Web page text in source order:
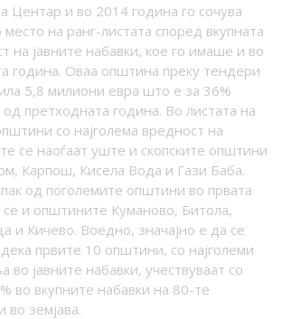
Центар и во 2014 година го сочува
место на ранг-листата според вкупната
на јавните набавки, кое го имаше и во
година. Оваа општина преку тендери
5,8 милиони евра што е за 36%
од претходната година. Во листата на
со најголема вредност на
се наоѓаат уште и скопските општини
Карпош, Кисела Вода и Гази Баба.
од поголемите општини во првата
се и општините Куманово, Битола,
и Кичево. Воедно, значајно е да се
дека првите 10 општини, со најголеми
во јавните набавки, учествуваат со
во вкупните набавки на 80-те
во земјава.